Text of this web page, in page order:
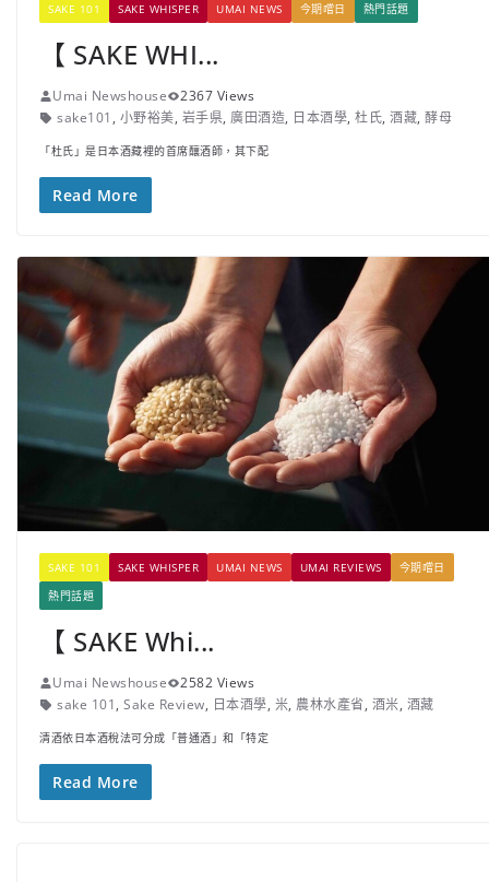
SAKE 101 SAKE WHISPER UMAI NEWS 今期嚐日 熱門話題
【 SAKE WHI...
Umai Newshouse
2367 Views
sake101 , 小野裕美, 岩手県, 廣田酒造, 日本酒學, 杜氏, 酒藏, 酵母
「杜氏」是日本酒藏裡的首席釀酒師，其下配
Read More
SAKE 101 SAKE WHISPER UMAI NEWS UMAI REVIEWS
今期嚐日
熱門話題
【 SAKE Whi...
Umai Newshouse
2582 Views
sake 101, Sake Review, 日本酒學, 米, 農林水產省, 酒米, 酒藏
清酒依日本酒稅法可分成「普通酒」和「特定
Read More